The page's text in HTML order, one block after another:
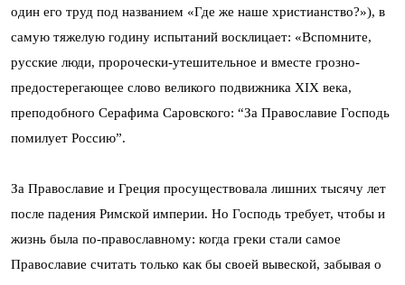
один его труд под названием «Где же наше христианство?»), в
самую тяжелую годину испытаний восклицает: «Вспомните,
русские люди, пророчески-утешительное и вместе грозно-
предостерегающее слово великого подвижника XIX века,
преподобного Серафима Саровского: “За Православие Господь
помилует Россию”.
За Православие и Греция просуществовала лишних тысячу лет
после падения Римской империи. Но Господь требует, чтобы и
жизнь была по-православному: когда греки стали самое
Православие считать только как бы своей вывеской, забывая о